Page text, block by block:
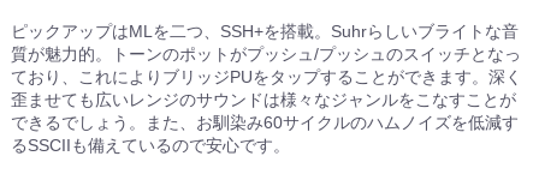
ピックアップはMLを二つ、SSH+を搭載。Suhrらしいブライトな音
質が魅力的。トーンのポットがプッシュ/プッシュのスイッチとなっ
ており、これによりブリッジPUをタップすることができます。深く
歪ませても広いレンジのサウンドは様々なジャンルをこなすことが
できるでしょう。また、お馴染み60サイクルのハムノイズを低減す
るSSCIIも備えているので安心です。